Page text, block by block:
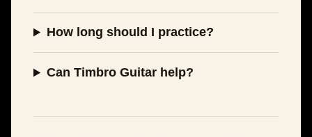
How long should I practice?
Can Timbro Guitar help?